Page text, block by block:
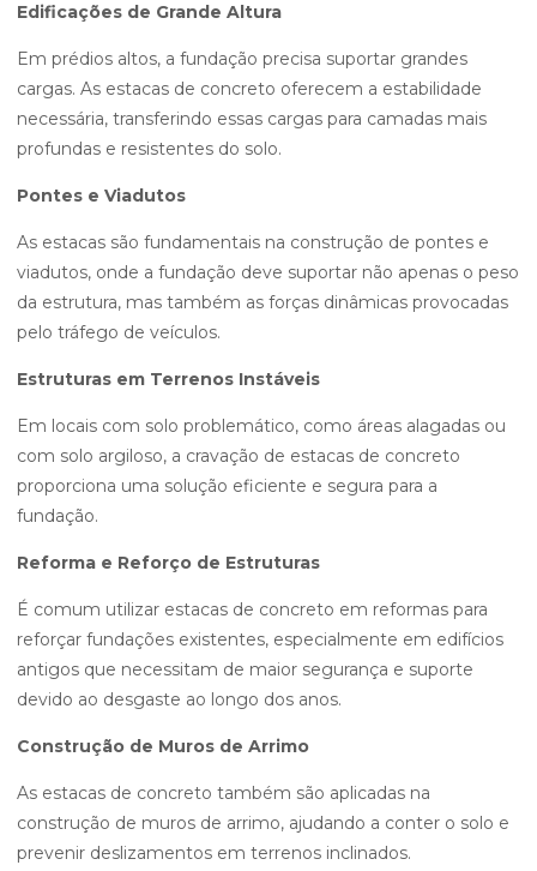
Edificações de Grande Altura
Em prédios altos, a fundação precisa suportar grandes
cargas. As estacas de concreto oferecem a estabilidade
necessária, transferindo essas cargas para camadas mais
profundas e resistentes do solo.
Pontes e Viadutos
As estacas são fundamentais na construção de pontes e
viadutos, onde a fundação deve suportar não apenas o peso
da estrutura, mas também as forças dinâmicas provocadas
pelo tráfego de veículos.
Estruturas em Terrenos Instáveis
Em locais com solo problemático, como áreas alagadas ou
com solo argiloso, a cravação de estacas de concreto
proporciona uma solução eficiente e segura para a
fundação.
Reforma e Reforço de Estruturas
É comum utilizar estacas de concreto em reformas para
reforçar fundações existentes, especialmente em edifícios
antigos que necessitam de maior segurança e suporte
devido ao desgaste ao longo dos anos.
Construção de Muros de Arrimo
As estacas de concreto também são aplicadas na
construção de muros de arrimo, ajudando a conter o solo e
prevenir deslizamentos em terrenos inclinados.